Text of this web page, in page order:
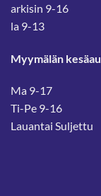
arkisin 9-16
la 9-13
Myymälän
Ma 9-17
Ti-Pe 9-16
Lauantai Suljettu